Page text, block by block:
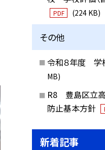
PDF (224 KB)
その他
令和８年度 学
MB)
R8 豊島区立
防止基本方針
新着記事